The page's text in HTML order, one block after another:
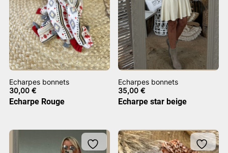
Echarpes bonnets
30,00 €
Echarpe Rouge
Echarpes bonnets
35,00€
Echarpe star beige